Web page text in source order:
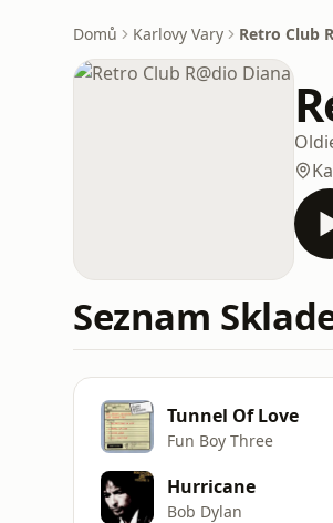
Domů Karlovy Vary Retro Club
Seznam
Tunnel Of Love
Fun Boy Three
Hurricane
Bob Dylan